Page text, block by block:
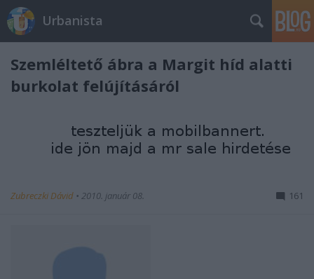
Urbanista
Szemléltető ábra a Margit híd alatti
burkolat felújításáról
Zubreczki Dávid • 2010. január 08. 161